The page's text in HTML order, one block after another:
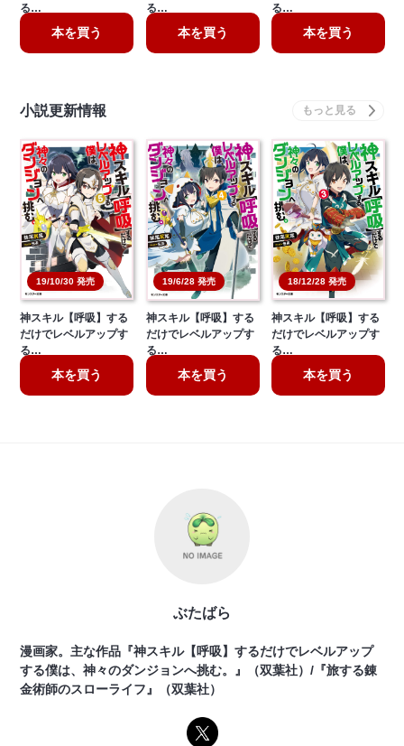
る…
本を買う
る…
本を買う
る…
本を買う
小説更新情報
19/10/30 発売
神スキル【呼吸】する
だけでレベルアップす
る…
本を買う
19/6/28 発売
神スキル【呼吸】する
だけでレベルアップす
る…
本を買う
18/12/28 発売
神スキル【呼吸】する
だけでレベルアップす
る…
本を買う
ぶたばら
漫画家。主な作品『神スキル【呼吸】するだけでレベルアップ
する僕は、神々のダンジョンへ挑む。』（双葉社）/『旅する錬
金術師のスローライフ』（双葉社）